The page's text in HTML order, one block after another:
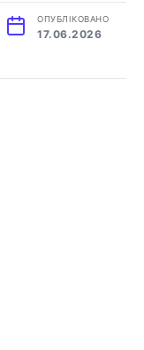
ОПУБЛІКОВАНО
17.06.2026